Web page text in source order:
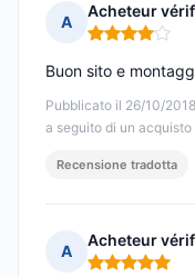
A
Acheteur
Nota: 4 su 5
Pubblicato il 26/10/
a seguito di un
Buon sito e
Recensione tradotta
A
Acheteur
Nota: 5 su 5